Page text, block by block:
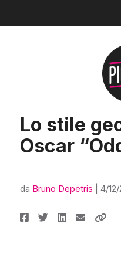
Lo stile
Oscar
da Bruno Depetris 4/12/